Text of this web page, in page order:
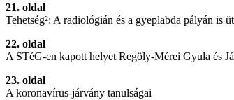
21. oldal
Tehetség²: A radiológián és a gyeplabda pályán is
22. oldal
A STéG-en kapott helyet Regöly-Mérei Gyula és
23. oldal
A koronavírus-járvány tanulságai